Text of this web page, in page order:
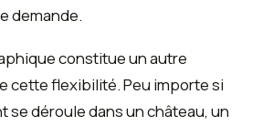
demande.
constitue un autre
cette flexibilité. Peu importe si
se déroule dans un château, un